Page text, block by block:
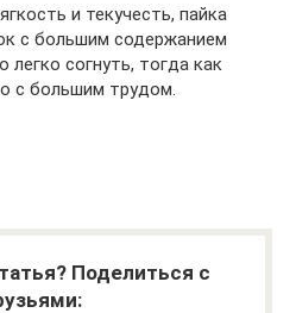
и текучесть, пайка
с большим содержанием
легко согнуть, тогда как
с большим трудом.
Поделиться с